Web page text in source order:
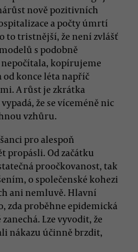
nově pozitivních
a počty úmrtí
to tristnější, že není zvlášť
s podobně
kopírujeme
konce léta napříč
A růst je zkrátka
že se víceméně nic
vzhůru.
pro alespoň
propásli. Od začátku
proočkovanost, tak
o společenské kohezi
ani nemluvě. Hlavní
zda proběhne epidemická
Lze vyvodit, že
nákazu účinně brzdit,